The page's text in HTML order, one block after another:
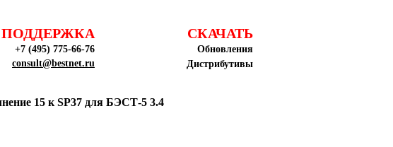
ПОДДЕРЖКА
+7 (495) 775-66-76
consult@bestnet.ru
СКАЧАТЬ
Обновления
Дистрибутивы
15 к SP37 для БЭСТ-5 3.4